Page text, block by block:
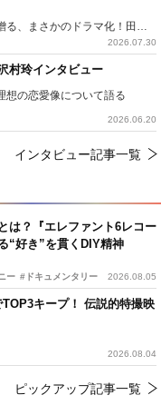
は？『エレファント6レコー
“好き”を貫くDIY精神
ー #ドキュメンタリー 2026.08.05
キープ！ 伝説的特撮映
2026.08.04
ピックアップ記事一覧
『侍タイムスリッパー』ファンに贈る、まさかのドラマ化！田村ツトム×沙倉ゆうのが語る『心配無用ノ介』撮影秘話
2026.07.30
村玲インタビュー
の恋愛像について語る
2026.06.20
インタビュー記事一覧